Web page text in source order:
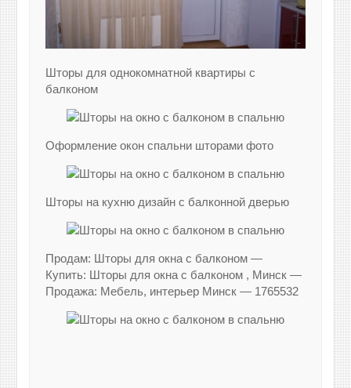
Шторы для однокомнатной квартиры с
балконом
Оформление окон спальни шторами фото
Шторы на кухню дизайн с балконной дверью
Продам: Шторы для окна с балконом —
Купить: Шторы для окна с балконом , Минск —
Продажа: Мебель, интерьер Минск — 1765532